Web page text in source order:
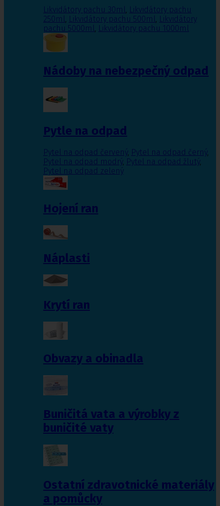
Likvidátory pachu 30ml, Likvidátory pachu
250ml, Likvidátory pachu 500ml, Likvidátory
pachu 5000ml, Likvidátory pachu 1000ml
Nádoby na nebezpečný odpad
Pytle na odpad
Pytel na odpad červený, Pytel na odpad černý,
Pytel na odpad modrý, Pytel na odpad žlutý,
Pytel na odpad zelený
Hojení ran
Náplasti
Krytí ran
Obvazy a obinadla
Buničitá vata a výrobky z
buničité vaty
Ostatní zdravotnické materiály
a pomůcky